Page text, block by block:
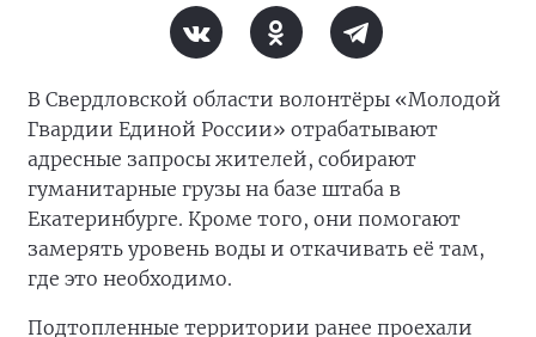
В Свердловской области волонтёры «Молодой
Гвардии Единой России» отрабатывают
адресные запросы жителей, собирают
гуманитарные грузы на базе штаба в
Екатеринбурге. Кроме того, они помогают
замерять уровень воды и откачивать её там,
где это необходимо.
Подтопленные территории ранее проехали